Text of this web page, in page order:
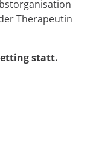
Therapeutin
statt.